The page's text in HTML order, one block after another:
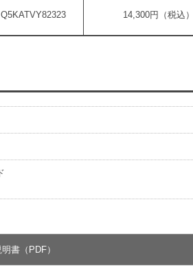
Q5KATVY82323 14,300円（税込
書（PDF）